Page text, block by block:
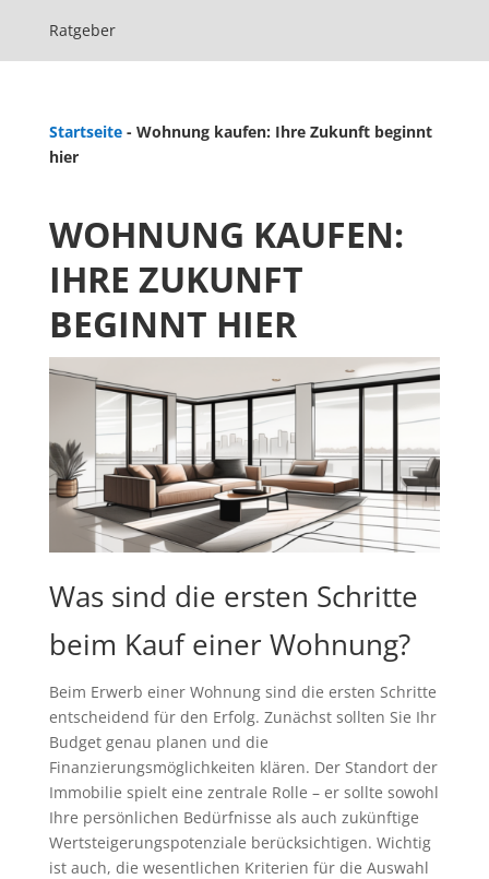
Ratgeber
Startseite- Wohnung kaufen: Ihre Zukunft beginnt
hier
WOHNUNG KAUFEN:
IHRE ZUKUNFT
BEGINNT HIER
Was sind die ersten Schritte
beim Kauf einer Wohnung?
Beim Erwerb einer Wohnung sind die ersten Schritte
entscheidend für den Erfolg. Zunächst sollten Sie Ihr
Budget genau planen und die
Finanzierungsmöglichkeiten klären. Der Standort der
Immobilie spielt eine zentrale Rolle – er sollte sowohl
Ihre persönlichen Bedürfnisse als auch zukünftige
Wertsteigerungspotenziale berücksichtigen. Wichtig
ist auch, die wesentlichen Kriterien für die Auswahl